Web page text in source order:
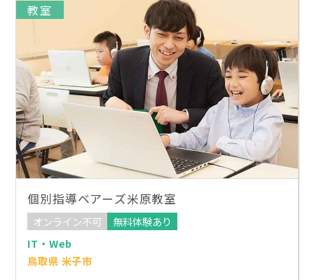
教室
個別指導ベアーズ米原教室
オンライン不可
無料体験あり
IT・Web
鳥取県 米子市